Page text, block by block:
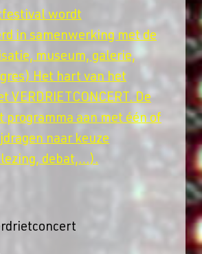
wordt
in samenwerking met de
museum, galerie,
Het hart van het
VERDRIETCONCERT. De
programma aan met één of
naar keuze
debat,…).